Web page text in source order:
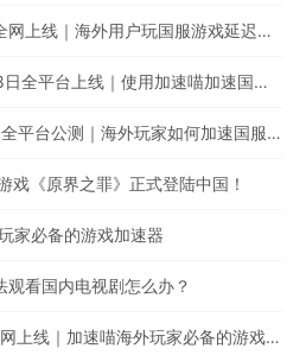
RPG手游《塞勒特大陆》全网上线｜海外用户玩国服游戏延迟高卡顿怎么办？
《合金弹头：觉醒》4月18日全平台上线｜使用加速喵加速国服游戏提升游戏体验
《天龙八部2：飞龙战天》全平台公测｜海外玩家如何加速国服游戏？
戏《原界之罪》正式登陆中国！
家必备的游戏加速器
看国内电视剧怎么办？
《我叫MT：经典再现》全网上线｜加速喵海外玩家必备的游戏加速器